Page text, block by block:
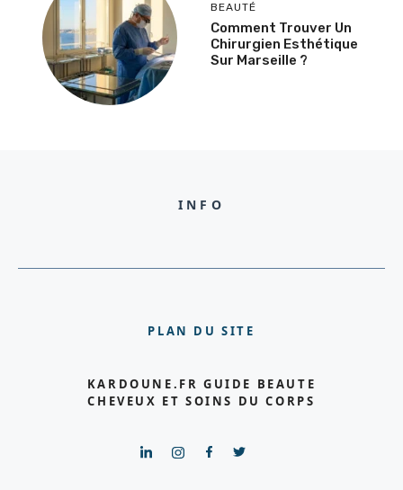
BEAUTÉ
Comment Trouver Un
Chirurgien Esthétique
Sur Marseille ?
INFO
PLAN DU SITE
KARDOUNE.FR GUIDE BEAUTE
CHEVEUX ET SOINS DU CORPS